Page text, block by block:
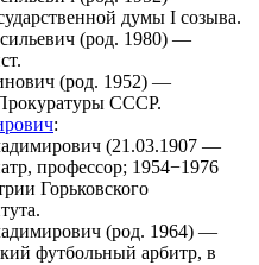
думы I созыва.
(род. 1980) —
(род. 1952) —
СССР.
:
(21.03.1907 —
профессор; 1954−1976
Горьковского
.
(род. 1964) —
футбольный арбитр, в